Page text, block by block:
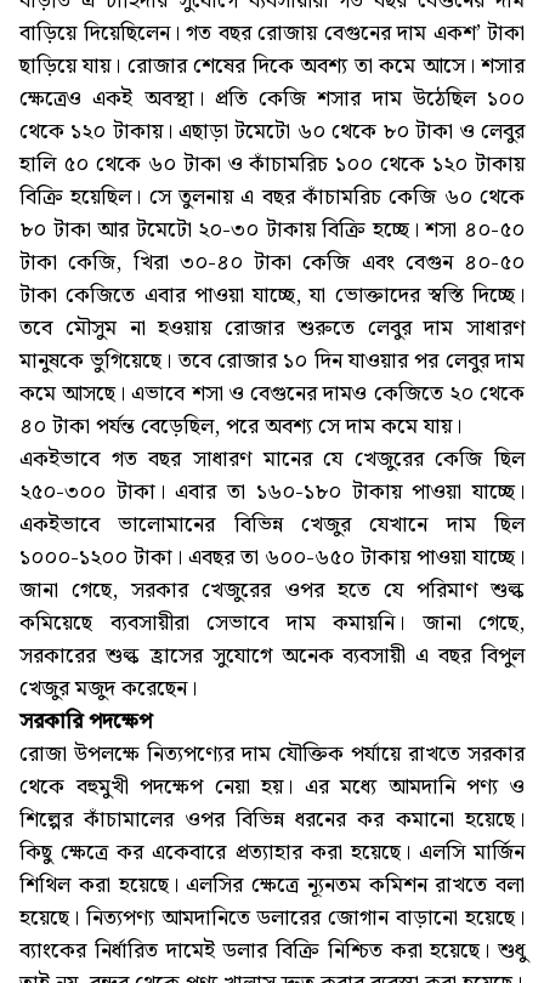
বাড়িয়ে দিয়েছিলেন। গত বছর রোজায় বেগুনের দাম একশ’ টাকা
ছাড়িয়ে যায়। রোজার শেষের দিকে অবশ্য তা কমে আসে। শসার
ক্ষেত্রেও একই অবস্থা। প্রতি কেজি শসার দাম উঠেছিল ১০০
থেকে ১২০ টাকায়। এছাড়া টমেটো ৬০ থেকে ৮০ টাকা ও লেবুর
হালি ৫০ থেকে ৬০ টাকা ও কাঁচামরিচ ১০০ থেকে ১২০ টাকায়
বিক্রি হয়েছিল। সে তুলনায় এ বছর কাঁচামরিচ কেজি ৬০ থেকে
৮০ টাকা আর টমেটো ২০-৩০ টাকায় বিক্রি হচ্ছে। শসা ৪০-৫০
টাকা কেজি, খিরা ৩০-৪০ টাকা কেজি এবং বেগুন ৪০-৫০
টাকা কেজিতে এবার পাওয়া যাচ্ছে, যা ভোক্তাদের স্বস্তি দিচ্ছে।
তবে মৌসুম না হওয়ায় রোজার শুরুতে লেবুর দাম সাধারণ
মানুষকে ভুগিয়েছে। তবে রোজার ১০ দিন যাওয়ার পর লেবুর দাম
কমে আসছে। এভাবে শসা ও বেগুনের দামও কেজিতে ২০ থেকে
৪০ টাকা পর্যন্ত বেড়েছিল, পরে অবশ্য সে দাম কমে যায়।
একইভাবে গত বছর সাধারণ মানের যে খেজুরের কেজি ছিল
২৫০-৩০০ টাকা। এবার তা ১৬০-১৮০ টাকায় পাওয়া যাচ্ছে।
একইভাবে ভালোমানের বিভিন্ন খেজুর যেখানে দাম ছিল
১০০০-১২০০ টাকা। এবছর তা ৬০০-৬৫০ টাকায় পাওয়া যাচ্ছে।
জানা গেছে, সরকার খেজুরের ওপর হতে যে পরিমাণ শুল্ক
কমিয়েছে ব্যবসায়ীরা সেভাবে দাম কমায়নি। জানা গেছে,
সরকারের শুল্ক হ্রাসের সুযোগে অনেক ব্যবসায়ী এ বছর বিপুল
খেজুর মজুদ করেছেন।
সরকারি পদক্ষেপ
রোজা উপলক্ষে নিত্যপণ্যের দাম যৌক্তিক পর্যায়ে রাখতে সরকার
থেকে বহুমুখী পদক্ষেপ নেয়া হয়। এর মধ্যে আমদানি পণ্য ও
শিল্পের কাঁচামালের ওপর বিভিন্ন ধরনের কর কমানো হয়েছে।
কিছু ক্ষেত্রে কর একেবারে প্রত্যাহার করা হয়েছে। এলসি মার্জিন
শিথিল করা হয়েছে। এলসির ক্ষেত্রে ন্যূনতম কমিশন রাখতে বলা
হয়েছে। নিত্যপণ্য আমদানিতে ডলারের জোগান বাড়ানো হয়েছে।
ব্যাংকের নির্ধারিত দামেই ডলার বিক্রি নিশ্চিত করা হয়েছে। শুধু